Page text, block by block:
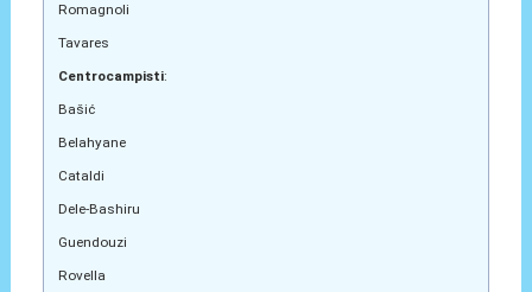
Romagnoli
Tavares
Centrocampisti:
Bašić
Belahyane
Cataldi
Dele‑Bashiru
Guendouzi
Rovella